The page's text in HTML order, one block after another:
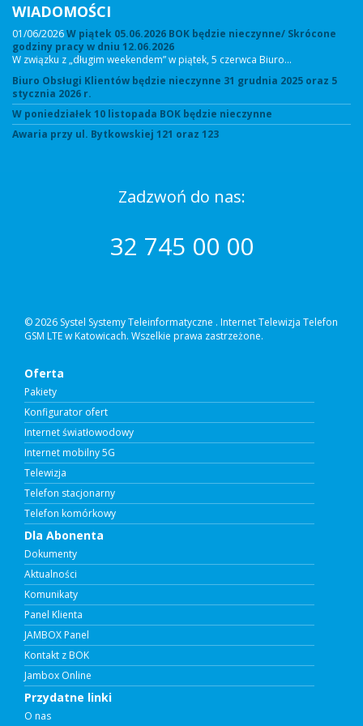
WIADOMOŚCI
01/06/2026W piątek 05.06.2026 BOK będzie nieczynne/ Skrócone
godziny pracy w dniu 12.06.2026
W związku z „długim weekendem” w piątek, 5 czerwca Biuro…
Biuro Obsługi Klientów będzie nieczynne 31 grudnia 2025 oraz 5
stycznia 2026 r.
W poniedziałek 10 listopada BOK będzie nieczynne
Awaria przy ul. Bytkowskiej 121 oraz 123
Zadzwoń do nas:
32 745 00 00
© 2026 Systel Systemy Teleinformatyczne . Internet Telewizja Telefon
GSM LTE w Katowicach. Wszelkie prawa zastrzeżone.
Oferta
Pakiety
Konfigurator ofert
Internet światłowodowy
Internet mobilny 5G
Telewizja
Telefon stacjonarny
Telefon komórkowy
Dla Abonenta
Dokumenty
Aktualności
Komunikaty
Panel Klienta
JAMBOX Panel
Kontakt z BOK
Jambox Online
Przydatne linki
O nas